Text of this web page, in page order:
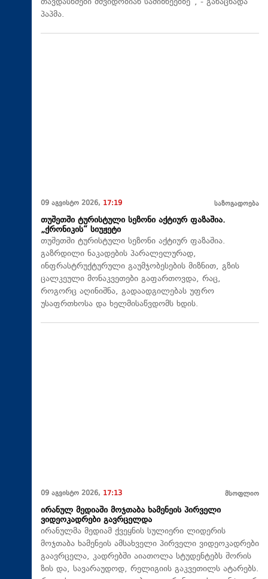
პაპმა.
09 აგვისტო 2026, 17:19 საზოგადოება
თუშეთში ტურისტული სეზონი აქტიურ ფაზაშია.
„ქრონიკის“ სიუჟეტი
თუშეთში ტურისტული სეზონი აქტიურ ფაზაშია.
გაზრდილი ნაკადების პარალელურად,
ინფრასტრუქტურული გაუმჯობესების მიზნით, გზის
ცალკეული მონაკვეთები გაფართოვდა, რაც,
როგორც აღინიშნა, გადაადგილებას უფრო
უსაფრთხოსა და ხელმისაწვდომს ხდის.
09 აგვისტო 2026, 17:13 მსოფლიო
ირანულ მედიაში მოჯთაბა ხამენეის პირველი
ვიდეოკადრები გავრცელდა
ირანულმა მედიამ ქვეყნის სულიერი ლიდერის
მოჯთაბა ხამენეის ამსახველი პირველი ვიდეოკადრები
გაავრცელა, კადრებში აიათოლა სტუდენტებს შორის
ზის და, სავარაუდოდ, რელიგიის გაკვეთილს ატარებს.